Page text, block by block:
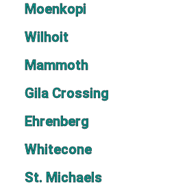
Moenkopi
Wilhoit
Mammoth
Gila Crossing
Ehrenberg
Whitecone
St. Michaels